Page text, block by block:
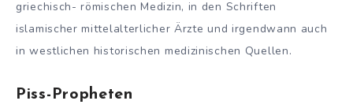
griechisch- römischen Medizin, in den Schriften
islamischer mittelalterlicher Ärzte und irgendwann auch
in westlichen historischen medizinischen Quellen.
Piss-Propheten